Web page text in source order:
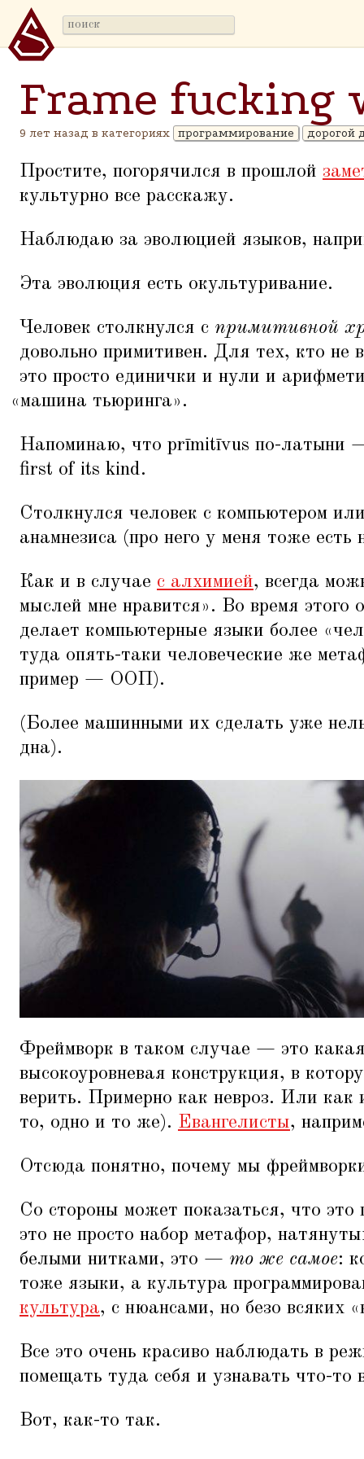
Frame fucking
9 лет назад в категориях программирование дорогой
Простите, погорячился в прошлой
культурно все расскажу.
Наблюдаю за эволюцией языков,
Эта эволюция есть окультуривание.
Человек столкнулся с примитивной
довольно примитивен. Для тех, кто не
это просто единички и нули и
«машина тьюринга».
Напоминаю, что prīmitīvus по-латыни
first of its kind.
Столкнулся человек с компьютером
анамнезиса (про него у меня тоже есть
Как и в случае с алхимией, всегда
мыслей мне нравится». Во время этого
делает компьютерные языки более «
туда опять-таки человеческие же
пример — ООП).
(Более машинными их сделать уже
дна).
Фреймворк в таком случае — это
высокоуровневая конструкция, в
верить. Примерно как невроз. Или
то, одно и то же). Евангелисты,
Отсюда понятно, почему мы
Со стороны может показаться, что это
это не просто набор метафор,
белыми нитками, это — то же самое:
тоже языки, а культура
культура, с нюансами, но безо всяких «
Все это очень красиво наблюдать в
помещать туда себя и узнавать что-то
Вот, как-то так.